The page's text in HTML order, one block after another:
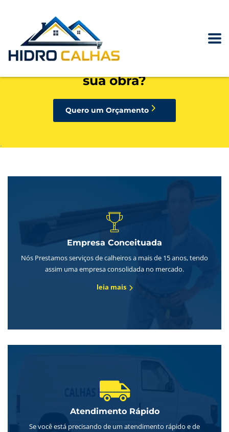
precisando de calhas, rufos,
pingadeiras ou condutores para
sua obra?
Quero um Orçamento
.
Empresa Conceituada
Nós Prestamos serviços de calheiros a mais de 15 anos, tendo
assim uma empresa consolidada no mercado.
leia mais
Atendimento Rápido
Se você está precisando de um atendimento rápido e de